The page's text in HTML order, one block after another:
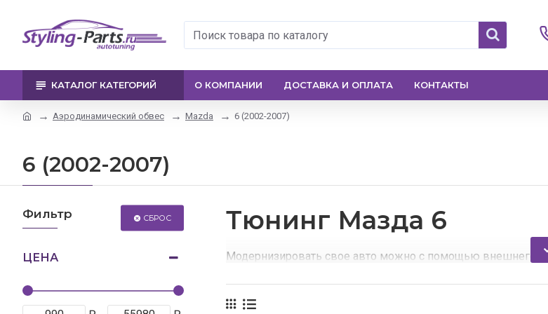
КАТАЛОГ КАТЕГОРИЙ О КОМПАНИИ ДОСТАВКА И ОПЛАТА КОНТАКТЫ
Аэродинамический обвес Mazda 6 (2002-2007)
6 (2002-2007)
Фильтр СБРОС
ЦЕНА
Тюнинг Мазда 6
Модернизировать свое авто можно с помощью внешнего
В данном интернет-магазине каждый сможет подобрать
У нас Вы найдете: